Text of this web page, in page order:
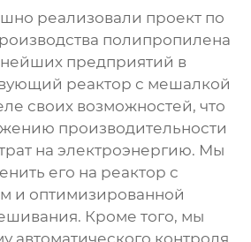
реализовали проект по
полипропилена
предприятий в
реактор с мешалкой
своих возможностей, что
производительности
на электроэнергию. Мы
его на реактор с
и оптимизированной
Кроме того, мы